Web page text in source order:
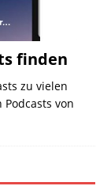
finden
zu vielen
von